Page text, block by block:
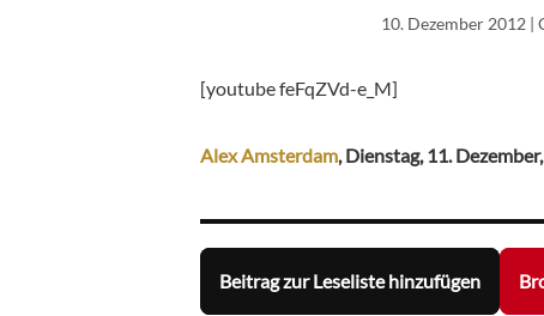
10. Dezember 2012 |
[youtube feFqZVd-e_M]
Alex Amsterdam, Dienstag, 11.
Beitrag zur Leseliste hinzufügen